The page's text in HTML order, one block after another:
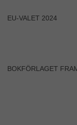
EU-VALET 2024
BOKFÖRLAGET